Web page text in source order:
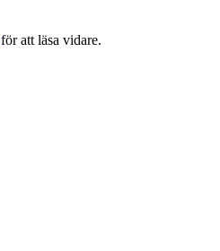
för att läsa vidare.